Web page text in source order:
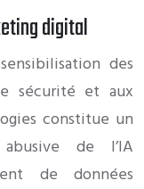
digital
des
sécurité et aux
constitue un
de l’IA
de données